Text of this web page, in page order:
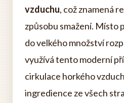
vzduchu, což znamená
způsobu smažení. Místo
do velkého množství
využívá tento moderní
cirkulace horkého
ingredience ze všech